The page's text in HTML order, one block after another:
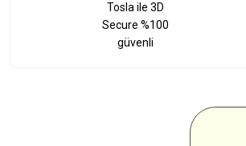
Tosla ile 3D
Secure %100
güvenli